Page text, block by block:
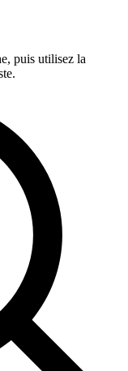
puis utilisez la